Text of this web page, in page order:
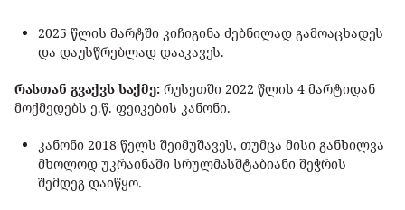
2025 წლის მარტში კიჩიგინა ძებნილად გამოაცხადეს
და დაუსწრებლად დააკავეს.
რასთან გვაქვს საქმე: რუსეთში 2022 წლის 4 მარტიდან
მოქმედებს ე.წ. ფეიკების კანონი.
კანონი 2018 წელს შეიმუშავეს, თუმცა მისი განხილვა
მხოლოდ უკრაინაში სრულმასშტაბიანი შეჭრის
შემდეგ დაიწყო.